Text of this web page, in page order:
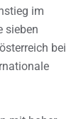
im
sieben
bei